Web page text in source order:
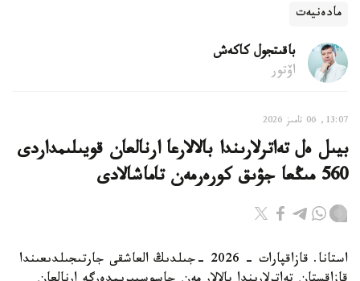
مادەنيەت
باقىتجول كاكەش
اۆتور
13:07, 06 تامىز 2026
بيىل ەل تەاترلارىندا بالالارعا ارنالعان قويىلىمداردى
560 مىڭعا جۋىق كورەرمەن تاماشالادى
استانا. قازاقپارات - 2026 -جىلدىڭ العاشقى جارتىجىلدىعىندا